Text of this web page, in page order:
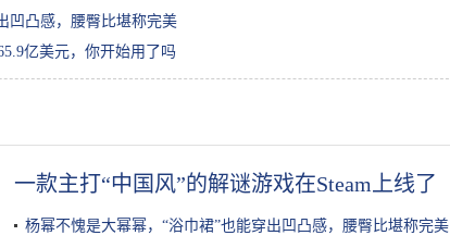
凹凸感，腰臀比堪称完美
亿美元，你开始用了吗
一款主打“中国风”的解谜游戏在Steam上线了
杨幂不愧是大幂幂，“浴巾裙”也能穿出凹凸感，腰臀比堪称完美